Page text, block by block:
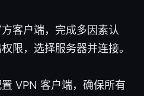
客户端，完成多因素认
限，选择服务器并连接。
VPN 客户端，确保所有